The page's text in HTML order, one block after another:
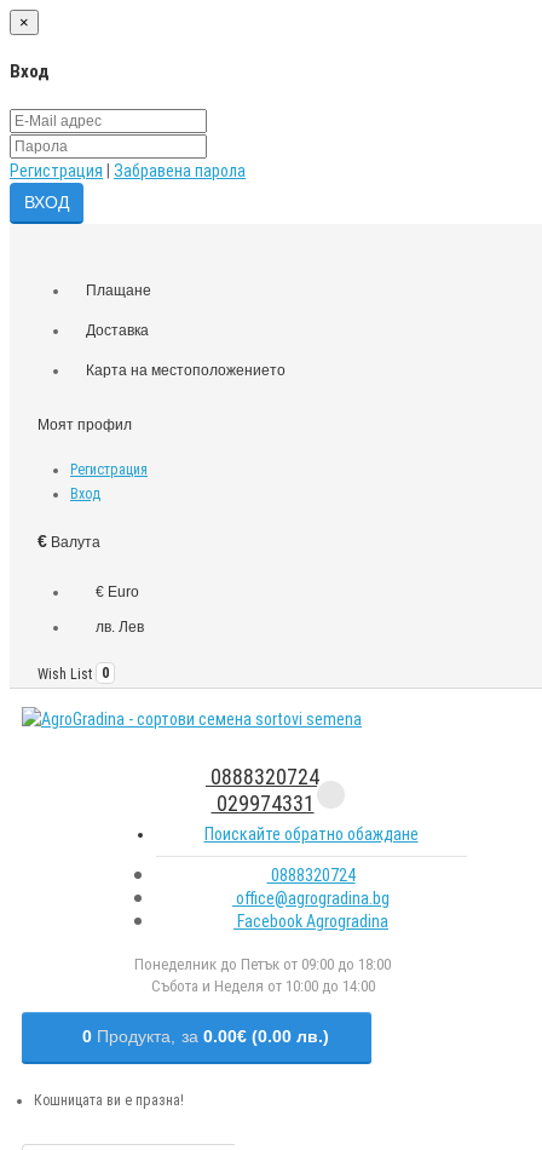
×
Вход
Регистрация Забравена парола
Плащане
Доставка
Карта на местоположението
Моят профил
Регистрация
Вход
€ Валута
€ Euro
лв. Лев
Wish List 0
0888320724
029974331
Поискайте обратно обаждане
0888320724
office@agrogradina.bg
Facebook Agrogradina
Понеделник до Петък от 09:00 до 18:00
Събота и Неделя от 10:00 до 14:00
0 Продукта, за 0.00€ (0.00 лв.)
Кошницата ви е празна!